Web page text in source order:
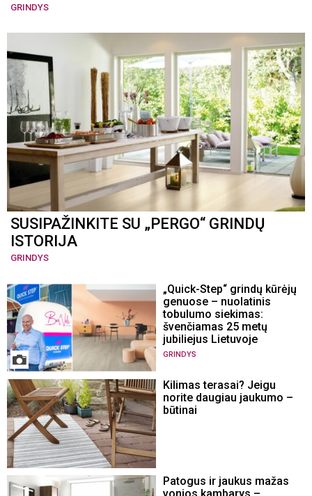
GRINDYS
SUSIPAŽINKITE SU „PERGO“ GRINDŲ
ISTORIJA
GRINDYS
„Quick-Step“ grindų kūrėjų
genuose – nuolatinis
tobulumo siekimas:
švenčiamas 25 metų
jubiliejus Lietuvoje
GRINDYS
Kilimas terasai? Jeigu
norite daugiau jaukumo –
būtinai
Patogus ir jaukus mažas